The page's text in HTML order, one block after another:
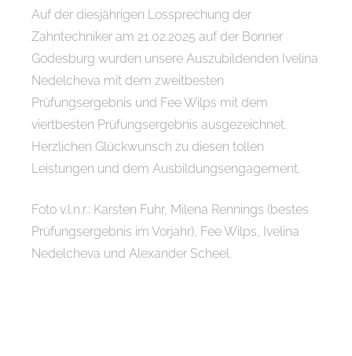
Auf der diesjährigen Lossprechung der
Zahntechniker am 21.02.2025 auf der Bonner
Godesburg wurden unsere Auszubildenden Ivelina
Nedelcheva mit dem zweitbesten
Prüfungsergebnis und Fee Wilps mit dem
viertbesten Prüfungsergebnis ausgezeichnet.
Herzlichen Glückwunsch zu diesen tollen
Leistungen und dem Ausbildungsengagement.
Foto v.l.n.r.: Karsten Fuhr, Milena Rennings (bestes
Prüfungsergebnis im Vorjahr), Fee Wilps, Ivelina
Nedelcheva und Alexander Scheel.